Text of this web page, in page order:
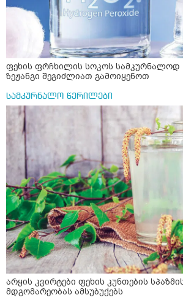
ფეხის ფრჩხილის სოკოს სამკურნალოდ
ზეჟანგი შეგიძლიათ გამოიყენოთ
სამკურნალო წერილები
არყის კვირტები ფეხის კუნთების
მდგომარეობას ამსუბუქებს